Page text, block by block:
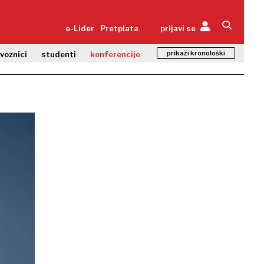
e-Lider Pretplata prijavi se
studenti konferencije prikaži kronološki